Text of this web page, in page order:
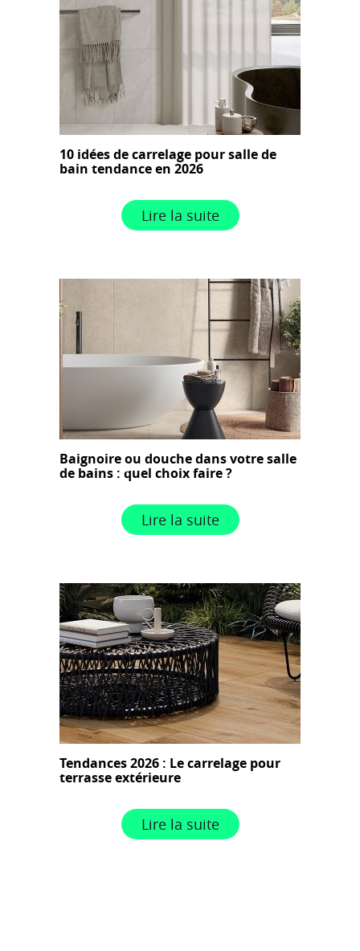
10 idées de carrelage pour salle de
bain tendance en 2026
Lire la suite
Baignoire ou douche dans votre salle
de bains : quel choix faire ?
Lire la suite
Tendances 2026 : Le carrelage pour
terrasse extérieure
Lire la suite